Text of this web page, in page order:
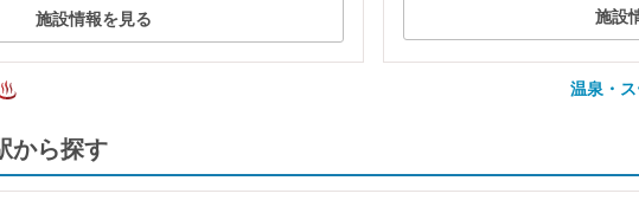
施設情報を見る 施設
温泉・
から探す